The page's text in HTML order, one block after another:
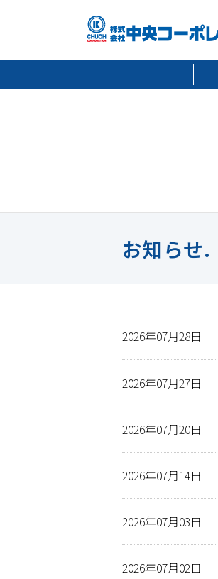
お知らせ.
2026年07月28日
2026年07月27日
2026年07月20日
2026年07月14日
2026年07月03日
2026年07月02日